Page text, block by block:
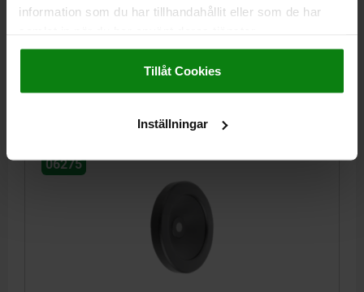
information som du har tillhandahållit eller som de har
Impressum|Dataskydd|AGB
Tillåt Cookies
Inställningar
UTFÖRANDE 1=PASSHÅL YTTERDIAMETER=140
FÄSTHÅL=14H7
Beställningsnummer:06275-01140X14
185,36 kr
06275